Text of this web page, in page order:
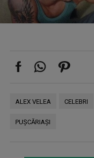
ALEX VELEA CELEBRI
PUŞCĂRIAŞI